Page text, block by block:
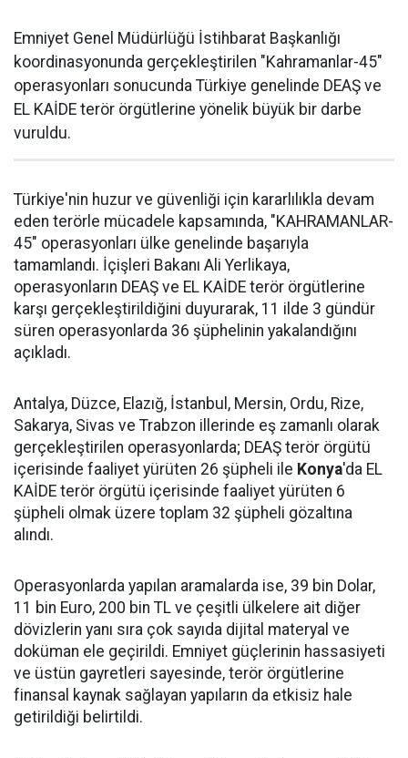
Emniyet Genel Müdürlüğü İstihbarat Başkanlığı
koordinasyonunda gerçekleştirilen "Kahramanlar-45"
operasyonları sonucunda Türkiye genelinde DEAŞ ve
EL KAİDE terör örgütlerine yönelik büyük bir darbe
vuruldu.
Türkiye'nin huzur ve güvenliği için kararlılıkla devam
eden terörle mücadele kapsamında, "KAHRAMANLAR-
45" operasyonları ülke genelinde başarıyla
tamamlandı. İçişleri Bakanı Ali Yerlikaya,
operasyonların DEAŞ ve EL KAİDE terör örgütlerine
karşı gerçekleştirildiğini duyurarak, 11 ilde 3 gündür
süren operasyonlarda 36 şüphelinin yakalandığını
açıkladı.
Antalya, Düzce, Elazığ, İstanbul, Mersin, Ordu, Rize,
Sakarya, Sivas ve Trabzon illerinde eş zamanlı olarak
gerçekleştirilen operasyonlarda; DEAŞ terör örgütü
içerisinde faaliyet yürüten 26 şüpheli ile Konya'da EL
KAİDE terör örgütü içerisinde faaliyet yürüten 6
şüpheli olmak üzere toplam 32 şüpheli gözaltına
alındı.
Operasyonlarda yapılan aramalarda ise, 39 bin Dolar,
11 bin Euro, 200 bin TL ve çeşitli ülkelere ait diğer
dövizlerin yanı sıra çok sayıda dijital materyal ve
doküman ele geçirildi. Emniyet güçlerinin hassasiyeti
ve üstün gayretleri sayesinde, terör örgütlerine
finansal kaynak sağlayan yapıların da etkisiz hale
getirildiği belirtildi.